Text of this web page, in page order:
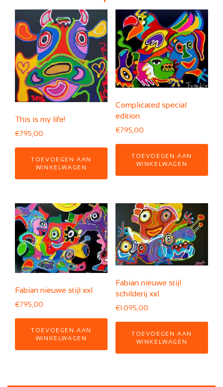
This is my life!
€795,00
TOEVOEGEN AAN
WINKELWAGEN
Complicated special
edition
€795,00
TOEVOEGEN AAN
WINKELWAGEN
Fabian nieuwe stijl xxl
€795,00
TOEVOEGEN AAN
WINKELWAGEN
Fabian nieuwe stijl
schilderij xxl
€1.095,00
TOEVOEGEN AAN
WINKELWAGEN